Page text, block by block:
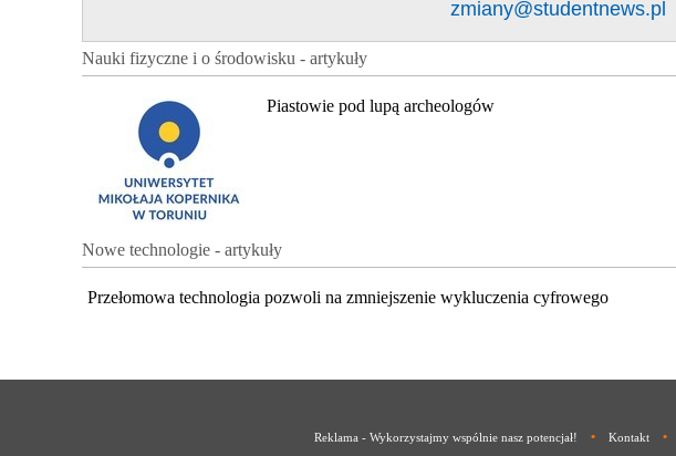
zmiany@studentnews.pl
Nauki fizyczne i o środowisku - artykuły
Piastowie pod lupą archeologów
Nowe technologie - artykuły
Przełomowa technologia pozwoli na zmniejszenie wykluczenia cyfrowego
Reklama - Wykorzystajmy wspólnie nasz potencjał! • Kontakt •